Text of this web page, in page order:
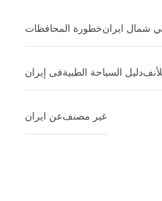
خطورة المحافظاتشمال ایران
دلیل السیاحة الطبیةفی إیران
عن ایرانغير مصنف